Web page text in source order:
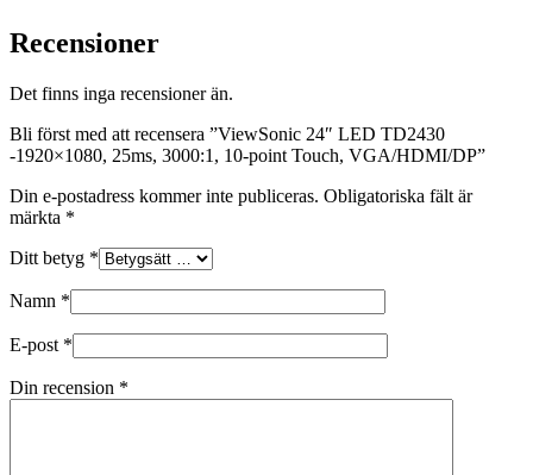
Recensioner
Det finns inga recensioner än.
Bli först med att recensera ”ViewSonic 24″ LED TD2430
-1920×1080, 25ms, 3000:1, 10-point Touch, VGA/HDMI/DP”
Din e-postadress kommer inte publiceras. Obligatoriska fält är
märkta *
Ditt betyg *
Namn *
E-post *
Din recension *